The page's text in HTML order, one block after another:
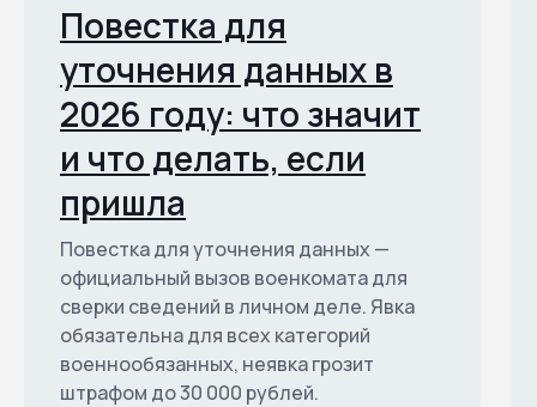
Повестка для
уточнения данных в
2026 году: что значит
и что делать, если
пришла
Повестка для уточнения данных —
официальный вызов военкомата для
сверки сведений в личном деле. Явка
обязательна для всех категорий
военнообязанных, неявка грозит
штрафом до 30 000 рублей.